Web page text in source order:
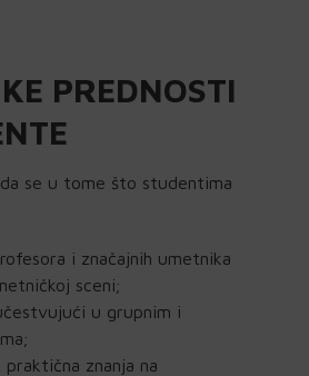
PREDNOSTI
se u tome što studentima
i značajnih umetnika
sceni;
u grupnim i
znanja na